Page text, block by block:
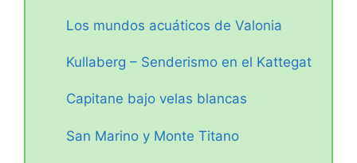
Los mundos acuáticos de Valonia
Kullaberg – Senderismo en el Kattegat
Capitane bajo velas blancas
San Marino y Monte Titano